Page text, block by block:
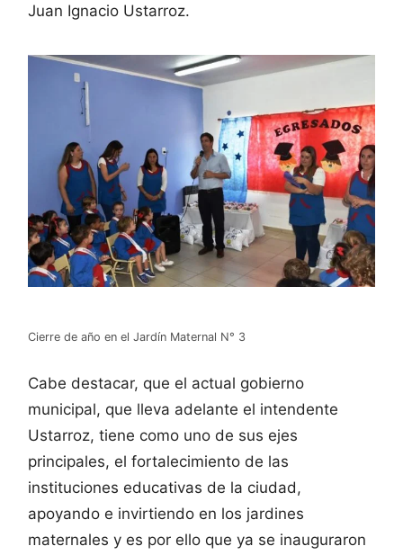
Juan Ignacio Ustarroz.
Cierre de año en el Jardín Maternal N° 3
Cabe destacar, que el actual gobierno
municipal, que lleva adelante el intendente
Ustarroz, tiene como uno de sus ejes
principales, el fortalecimiento de las
instituciones educativas de la ciudad,
apoyando e invirtiendo en los jardines
maternales y es por ello que ya se inauguraron